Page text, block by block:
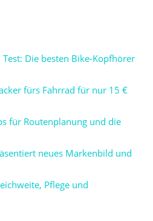
Die besten Bike-Kopfhörer
fürs Fahrrad für nur 15 €
für Routenplanung und die
neues Markenbild und
Pflege und